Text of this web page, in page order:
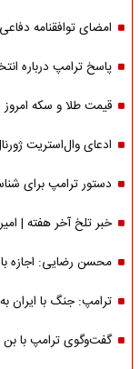
امضای توافقنامه
پاسخ ترامپ درباره انتخابات ۲۰۲۸ /ونس
قیمت طلا و سکه امروز ۱۶ مرداد ۱۴۰۵ | طلای دست دوم گرمی چند؟
ادعای وال‌استریت
دستور ترامپ برای
خبر تلخ آخر هفته |
محسن رضایی: اجازه
ترامپ: جنگ با ایران
گفت‌وگوی ترامپ با بن